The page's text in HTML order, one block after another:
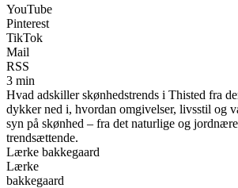
YouTube
Pinterest
TikTok
Mail
RSS
3 min
Hvad adskiller skønhedstrends i Thisted fra
dykker ned i, hvordan omgivelser, livsstil og
syn på skønhed – fra det naturlige og
trendsættende.
Lærke bakkegaard
Lærke
bakkegaard